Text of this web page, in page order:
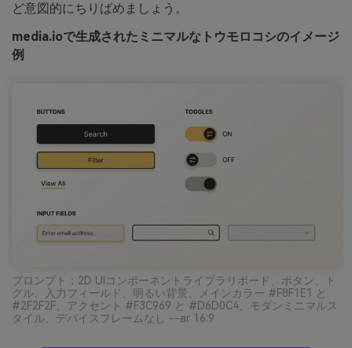
ど意図的にちりばめましょう。
media.ioで生成されたミニマルなトウモロコシのイメージ
例
プロンプト：2D UIコンポーネントライブラリボード、ボタン、ト
グル、入力フィールド、明るい背景、メインカラー #F8F1E1 と
#2F2F2F、アクセント #F3C969 と #D6D0C4、モダンミニマルス
タイル、デバイスフレームなし --ar 16:9